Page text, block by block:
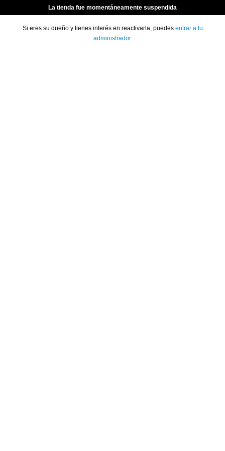
La tienda fue momentáneamente suspendida
Si eres su dueño y tienes interés en reactivarla, puedes entrar a tu
administrador.